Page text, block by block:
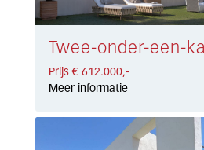
Prijs € 612.000,-
Meer informatie